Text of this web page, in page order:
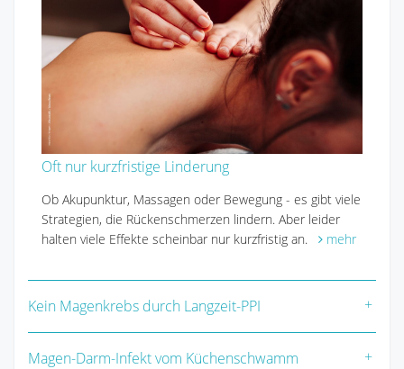
Oft nur kurzfristige Linderung
Ob Akupunktur, Massagen oder Bewegung - es gibt viele
Strategien, die Rückenschmerzen lindern. Aber leider
halten viele Effekte scheinbar nur kurzfristig an.
mehr
Kein Magenkrebs durch Langzeit-PPI
Magen-Darm-Infekt vom Küchenschwamm